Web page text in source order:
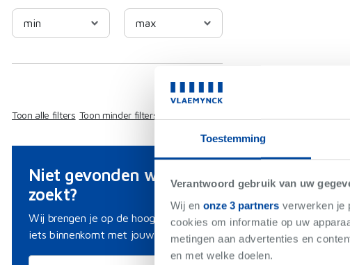
Toestemming
Verantwoord gebruik van uw
Wij en onze 3 partners verwerken je
cookies om informatie op uw
metingen aan advertenties en
en met welke doelen.
Toon alle filters Toon minder filters
Niet gevonden wat je
zoekt?
Wij brengen je op de hoogte als er
iets binnenkomt met jouw criteria.